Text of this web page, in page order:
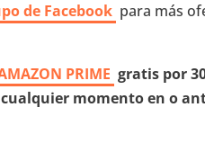
de Facebook para más
PRIME gratis por
momento en o